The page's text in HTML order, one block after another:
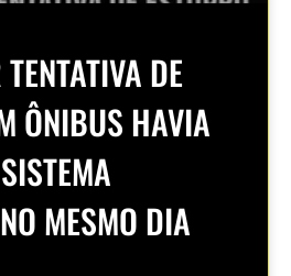
DE
ÔNIBUS HAVIA
MESMO DIA